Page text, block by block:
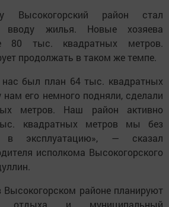
район стал
вводу жилья. Новые хозяева
80 тыс. квадратных метров.
продолжать в таком же темпе.
был план 64 тыс. квадратных
его немного подняли, сделали
метров. Наш район активно
квадратных метров мы без
в эксплуатацию», — сказал
исполкома Высокогорского
Высокогорском районе планируют